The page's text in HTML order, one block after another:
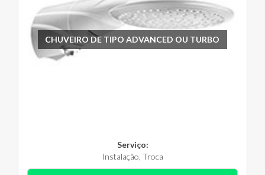
CHUVEIRO DE TIPO ADVANCED OU TURBO
Serviço:
Instalação, Troca